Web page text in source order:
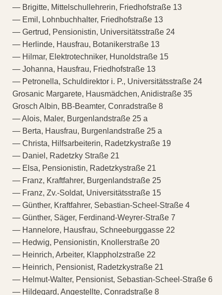
— Brigitte, Mittelschullehrerin, Friedhofstraße 13
— Emil, Lohnbuchhalter, Friedhofstraße 13
— Gertrud, Pensionistin, Universitätsstraße 24
— Herlinde, Hausfrau, Botanikerstraße 13
— Hilmar, Elektrotechniker, Hunoldstraße 15
— Johanna, Hausfrau, Friedhofstraße 13
— Petronella, Schuldirektor i. P., Universitätsstraße 24
Grosanic Margarete, Hausmädchen, Anidistraße 35
Grosch Albin, BB-Beamter, Conradstraße 8
— Alois, Maler, Burgenlandstraße 25 a
— Berta, Hausfrau, Burgenlandstraße 25 a
— Christa, Hilfsarbeiterin, Radetzkystraße 19
— Daniel, Radetzky Straße 21
— Elsa, Pensionistin, Radetzkystraße 21
— Franz, Kraftfahrer, Burgenlandstraße 25
— Franz, Zv.-Soldat, Universitätsstraße 15
— Günther, Kraftfahrer, Sebastian-Scheel-Straße 4
— Günther, Säger, Ferdinand-Weyrer-Straße 7
— Hannelore, Hausfrau, Schneeburggasse 22
— Hedwig, Pensionistin, Knollerstraße 20
— Heinrich, Arbeiter, Klappholzstraße 22
— Heinrich, Pensionist, Radetzkystraße 21
— Helmut-Walter, Pensionist, Sebastian-Scheel-Straße 6
— Hildegard, Angestellte, Conradstraße 8